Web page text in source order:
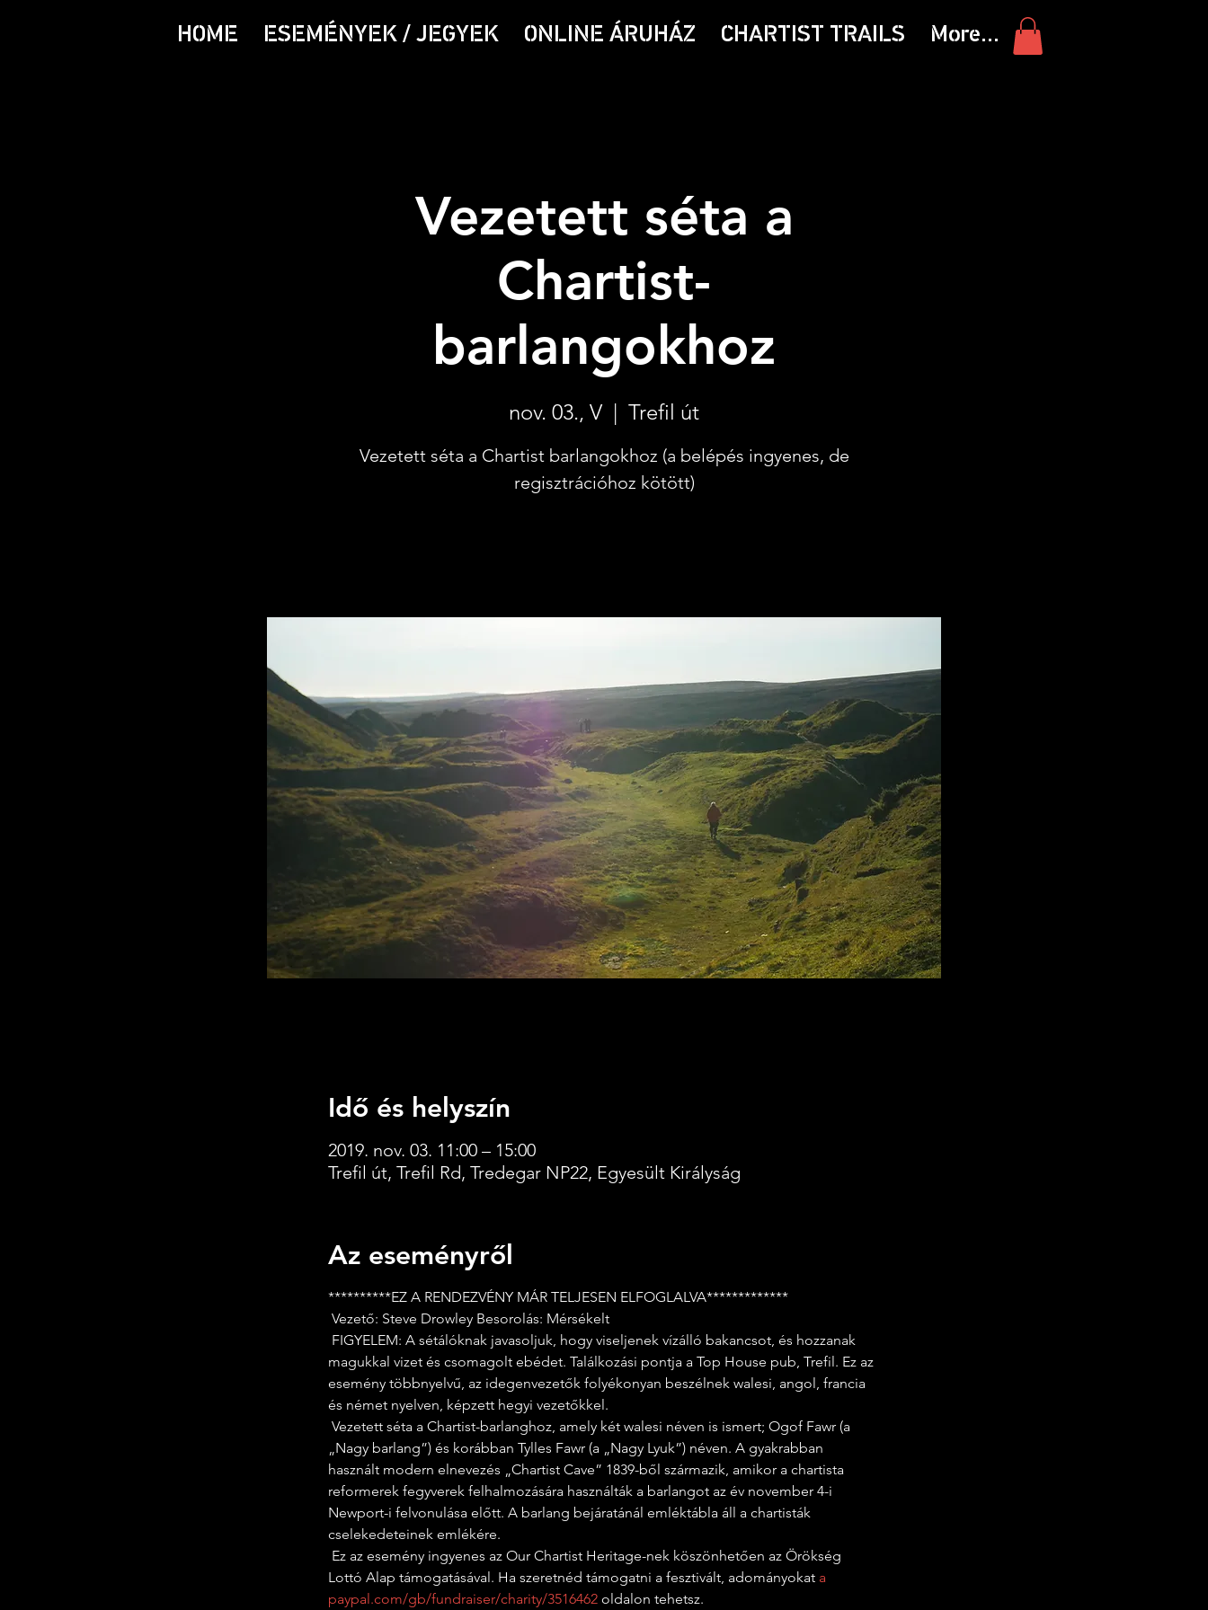
HOME ESEMÉNYEK / JEGYEK ONLINE ÁRUHÁZ CHARTIST TRAILS More...
Vezetett séta a
Chartist-
barlangokhoz
nov. 03., V
  |
Trefil út
Vezetett séta a Chartist barlangokhoz (a belépés ingyenes, de
regisztrációhoz kötött)
Idő és helyszín
2019. nov. 03. 11:00 – 15:00
Trefil út, Trefil Rd, Tredegar NP22, Egyesült Királyság
Az eseményről
**********EZ A RENDEZVÉNY MÁR TELJESEN ELFOGLALVA*************
Vezető: Steve Drowley Besorolás: Mérsékelt
magukkal vizet és csomagolt ebédet. Találkozási pontja a Top House pub, Trefil. Ez az
esemény többnyelvű, az idegenvezetők folyékonyan beszélnek walesi, angol, francia
és német nyelven, képzett hegyi vezetőkkel.
„Nagy barlang”) és korábban Tylles Fawr (a „Nagy Lyuk”) néven. A gyakrabban
használt modern elnevezés „Chartist Cave” 1839-ből származik, amikor a chartista
reformerek fegyverek felhalmozására használták a barlangot az év november 4-i
Newport-i felvonulása előtt. A barlang bejáratánál emléktábla áll a chartisták
cselekedeteinek emlékére.
Lottó Alap támogatásával. Ha szeretnéd támogatni a fesztivált, adományokat a
paypal.com/gb/fundraiser/charity/3516462 oldalon tehetsz.